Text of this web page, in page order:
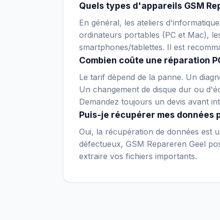
Quels types d'appareils GSM
En général, les ateliers
ordinateurs portables (PC et Mac),
smartphones/tablettes. Il est
Combien coûte une réparation
Le tarif dépend de la panne. Un
Un changement de disque dur ou
Demandez toujours un devis avant
Puis-je récupérer mes données
Oui, la récupération de données est
défectueux, GSM Repareren Geel
extraire vos fichiers importants.